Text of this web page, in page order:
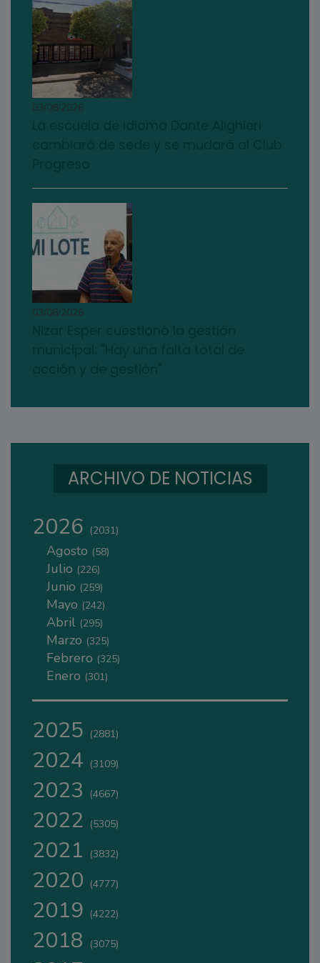
03/08/2026
03/08/2026
ARCHIVO DE NOTICIAS
2026 (2031)
Agosto (58)
Julio (226)
Junio (259)
Mayo (242)
Abril (295)
Marzo (325)
Febrero (325)
Enero (301)
2025 (2881)
2024 (3109)
2023 (4667)
2022 (5305)
2021 (3832)
2020 (4777)
2019 (4222)
2018 (3075)